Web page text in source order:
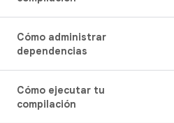
Cómo administrar
dependencias
Cómo ejecutar tu
compilación